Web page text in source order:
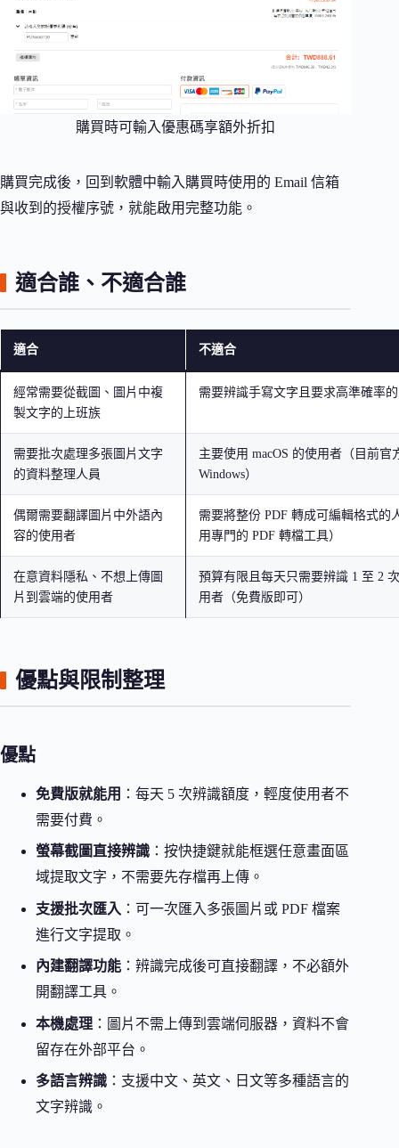
購買時可輸入優惠碼享額外折扣
購買完成後，回到軟體中輸入購買時使用的 Email 信箱
與收到的授權序號，就能啟用完整功能。
適合誰、不適合誰
適合 不適合
經常需要從截圖、圖片中複
製文字的上班族
需要辨識手寫文字且要求高準確率
需要批次處理多張圖片文字
的資料整理人員
主要使用 macOS 的使用者（目前官
Windows）
偶爾需要翻譯圖片中外語內
容的使用者
需要將整份 PDF 轉成可編輯格式的
用專門的 PDF 轉檔工具）
在意資料隱私、不想上傳圖
片到雲端的使用者
預算有限且每天只需要辨識 1 至 2
用者（免費版即可）
優點與限制整理
優點
免費版就能用 ：每天 5 次辨識額度，輕度使用者不
需要付費。
螢幕截圖直接辨識 ：按快捷鍵就能框選任意畫面區
域提取文字，不需要先存檔再上傳。
支援批次匯入 ：可一次匯入多張圖片或 PDF 檔案
進行文字提取。
內建翻譯功能 ：辨識完成後可直接翻譯，不必額外
開翻譯工具。
本機處理 ：圖片不需上傳到雲端伺服器，資料不會
留存在外部平台。
多語言辨識 ：支援中文、英文、日文等多種語言的
文字辨識。